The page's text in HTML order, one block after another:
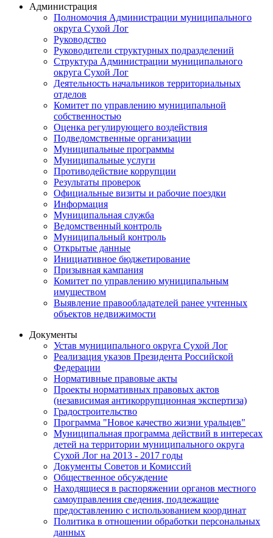
Администрация
Полномочия Администрации муниципального
округа Сухой Лог
Руководство
Руководители структурных подразделений
Структура Администрации муниципального
округа Сухой Лог
Деятельность начальников территориальных
отделов
Комитет по управлению муниципальной
собственностью
Оценка регулирующего воздействия
Подведомственные организации
Муниципальные программы
Муниципальные услуги
Противодействие коррупции
Результаты проверок
Официальные визиты и рабочие поездки
Информация
Муниципальная служба
Ведомственный контроль
Муниципальный контроль
Открытые данные
Инициативное бюджетирование
Призывная кампания
Комитет по управлению муниципальным
имуществом
Выявление правообладателей ранее учтенных
объектов недвижимости
Документы
Устав муниципального округа Сухой Лог
Реализация указов Президента Российской
Федерации
Нормативные правовые акты
Проекты нормативных правовых актов
(независимая антикоррупционная экспертиза)
Градостроительство
Программа "Новое качество жизни уральцев"
Муниципальная программа действий в интересах
детей на территории муниципального округа
Сухой Лог на 2013 - 2017 годы
Документы Советов и Комиссий
Общественное обсуждение
Находящиеся в распоряжении органов местного
самоуправления сведения, подлежащие
предоставлению с использованием координат
Политика в отношении обработки персональных
данных